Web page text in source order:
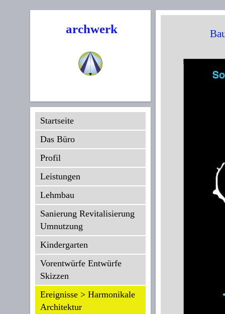
archwerk
Startseite
Das Büro
Profil
Leistungen
Lehmbau
Sanierung Revitalisierung
Umnutzung
Kindergarten
Vorentwürfe Entwürfe
Skizzen
Ereignisse > Harmonikale
Architektur